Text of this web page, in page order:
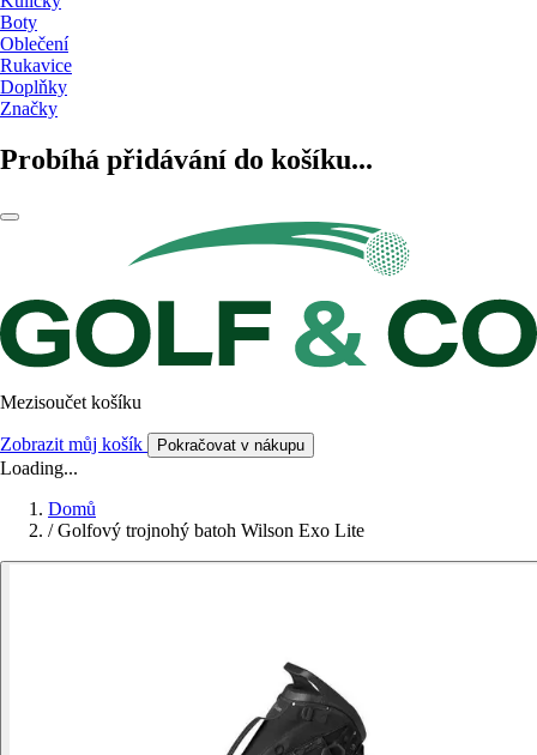
Boty
Oblečení
Rukavice
Doplňky
Značky
Probíhá přidávání do košíku...
Mezisoučet košíku
Zobrazit můj košík Pokračovat v nákupu
Loading...
Domů
/ Golfový trojnohý batoh Wilson Exo Lite